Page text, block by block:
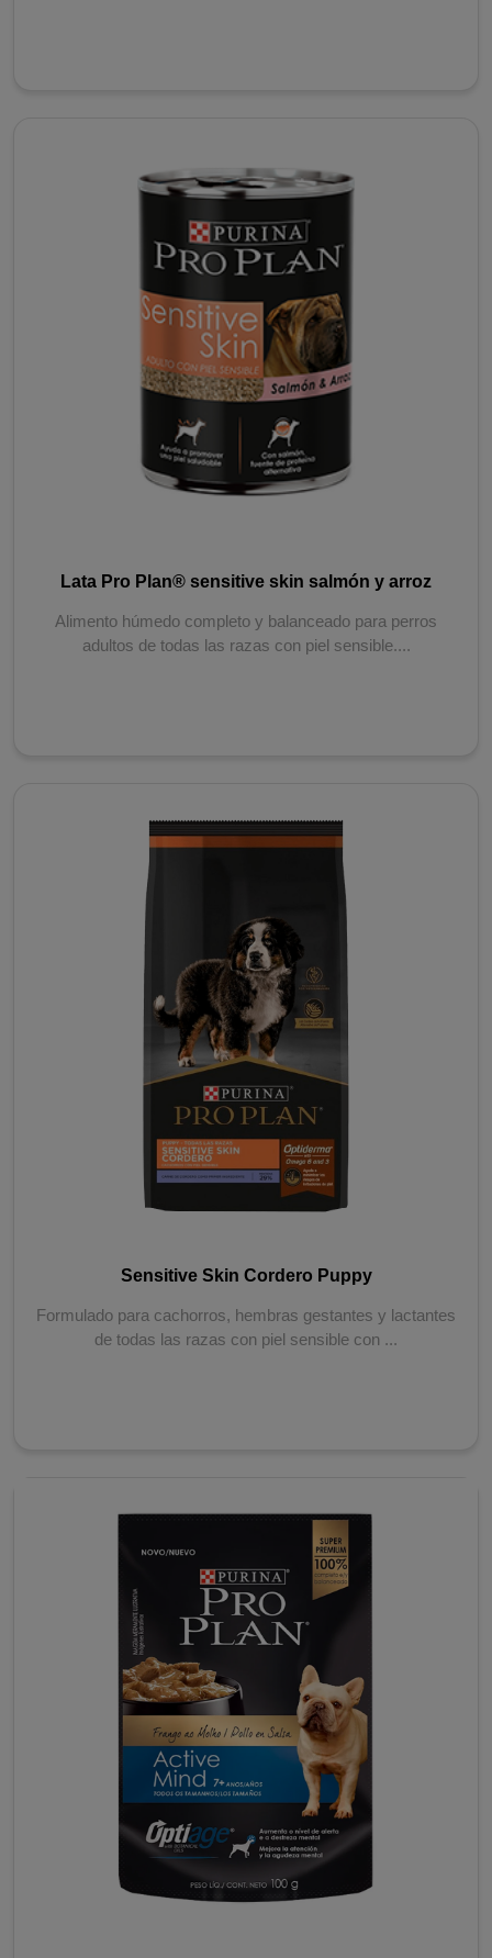
Lata Pro Plan® sensitive skin salmón y arroz
Alimento húmedo completo y balanceado para perros
adultos de todas las razas con piel sensible....
Sensitive Skin Cordero Puppy
Formulado para cachorros, hembras gestantes y lactantes
de todas las razas con piel sensible con ...